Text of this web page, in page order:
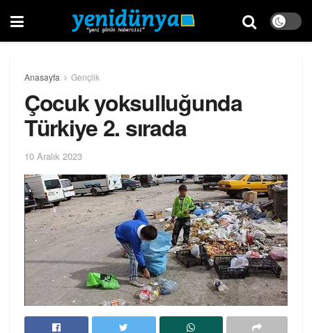
Anasayfa Gençlik
Çocuk yoksulluğunda
Türkiye 2. sırada
10 Aralık 2023